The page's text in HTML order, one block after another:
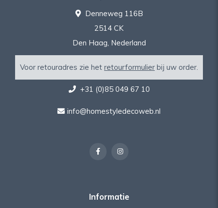
Denneweg 116B
2514 CK
Den Haag, Nederland
Voor retouradres zie het retourformulier bij uw order.
+31 (0)85 049 67 10
info@homestyledecoweb.nl
Informatie